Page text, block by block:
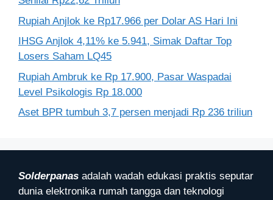
Rupiah Anjlok ke Rp17.966 per Dolar AS Hari Ini
IHSG Anjlok 4,11% ke 5.941, Simak Daftar Top
Losers Saham LQ45
Rupiah Ambruk ke Rp 17.900, Pasar Waspadai
Level Psikologis Rp 18.000
Aset BPR tumbuh 3,7 persen menjadi Rp 236 triliun
Solderpanas adalah wadah edukasi praktis seputar
dunia elektronika rumah tangga dan teknologi